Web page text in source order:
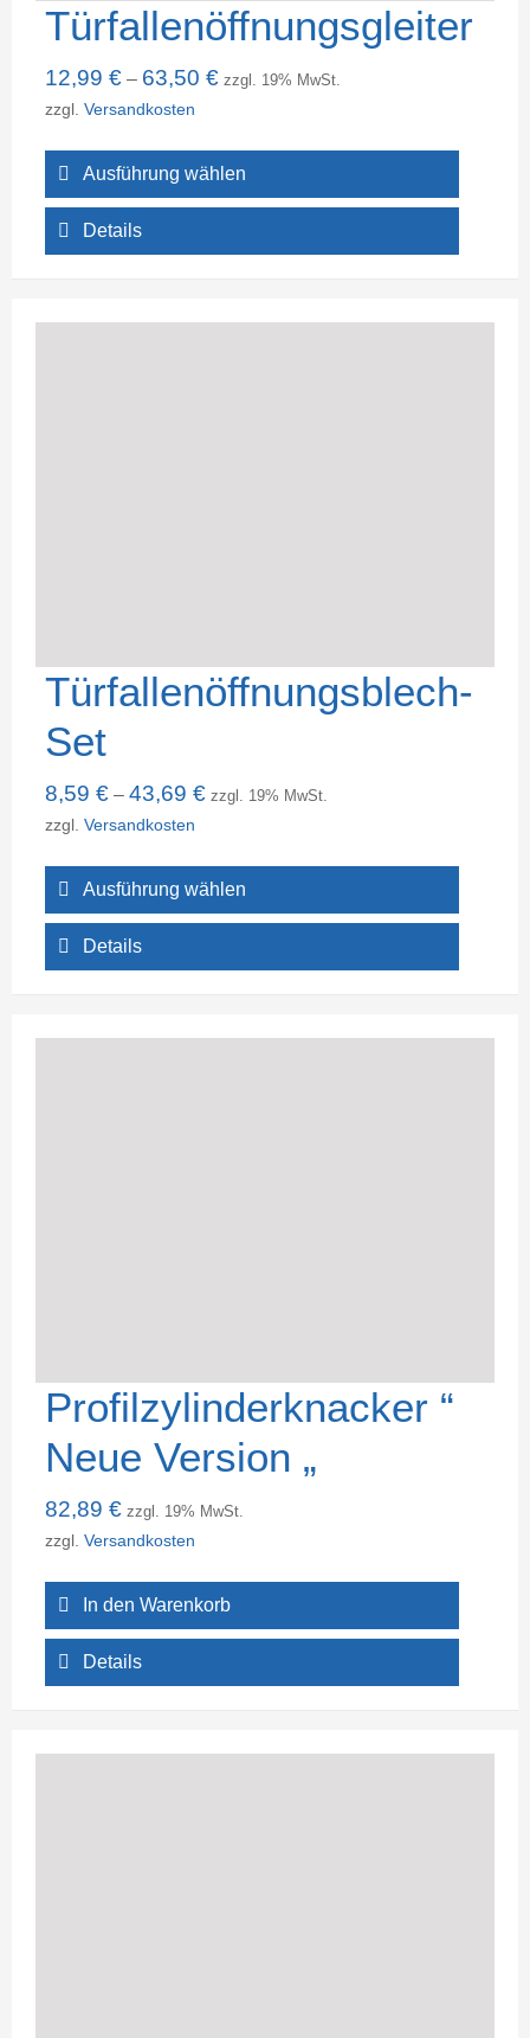
Türfallenöffnungsgleiter
12,99 €– 63,50 € zzgl. 19% MwSt.
zzgl. Versandkosten
Ausführung wählen
Details
Türfallenöffnungsblech-
Set
8,59 €– 43,69 € zzgl. 19% MwSt.
zzgl. Versandkosten
Ausführung wählen
Details
Profilzylinderknacker “
Neue Version „
82,89 € zzgl. 19% MwSt.
zzgl. Versandkosten
In den Warenkorb
Details